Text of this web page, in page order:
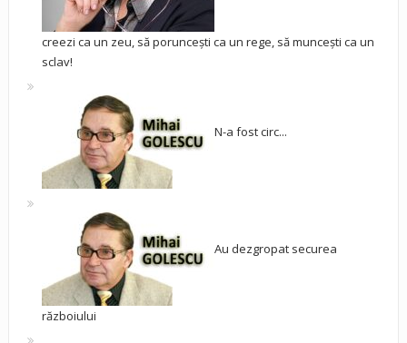
creezi ca un zeu, să poruncești ca un rege, să muncești ca un
sclav!
N-a fost circ...
Au dezgropat securea
războiului